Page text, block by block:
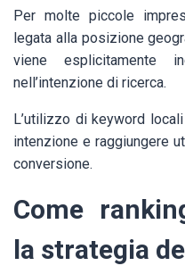
Per molte piccole
legata alla posizione
viene esplicitamente
nell’intenzione di ricerca.
L’utilizzo di keyword
intenzione e raggiungere
conversione.
Come
la strategia